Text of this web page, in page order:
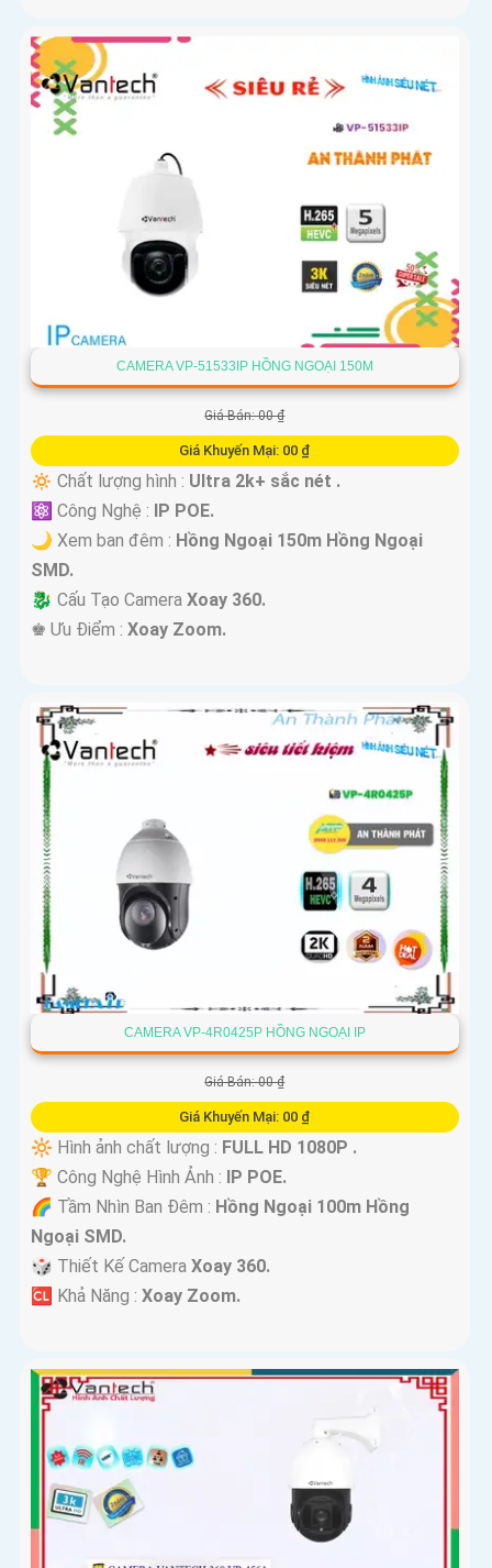
CAMERA VP-51533IP HỒNG NGOẠI 150M
Giá Bán: 00 ₫
Giá Khuyến Mại: 00 ₫
🔅 Chất lượng hình : Ultra 2k+ sắc nét .
⚛️ Công Nghệ :
IP POE.
🌙 Xem ban đêm : Hồng Ngoại 150m Hồng Ngoại
SMD.
🐉️ Cấu Tạo Camera Xoay 360.
️♚ Ưu Điểm : Xoay Zoom.
CAMERA VP-4R0425P HỒNG NGOẠI IP
Giá Bán: 00 ₫
Giá Khuyến Mại: 00 ₫
🔆 Hình ảnh chất lượng : FULL HD 1080P .
🏆 Công Nghệ Hình Ảnh :
IP POE.
🌈 Tầm Nhìn Ban Đêm : Hồng Ngoại 100m Hồng
Ngoại SMD.
🎲 Thiết Kế Camera Xoay 360.
️🆑 Khả Năng : Xoay Zoom.